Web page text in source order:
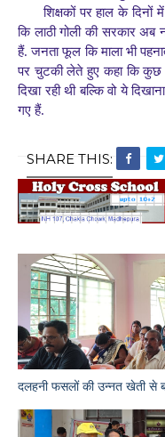
शिक्षकों पर हाल के
कि लाठी गोली की सरकार अब
हैं. जनता फूल कि माला भी
पर चुटकी लेते हुए कहा कि कुछ
दिखा रही थी बल्कि वो ये
गए हैं.
SHARE THIS:
दलहनी फसलों की उन्नत खेती से